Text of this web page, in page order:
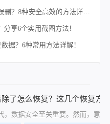
c盘满了怎么清理垃圾而不误删？8种安全高效的方法详解+误删恢复指南！
享6个实用截图方法！
据？6种常用方法详解！
了怎么恢复？这几个恢复方
，数据安全至关重要。然而，意